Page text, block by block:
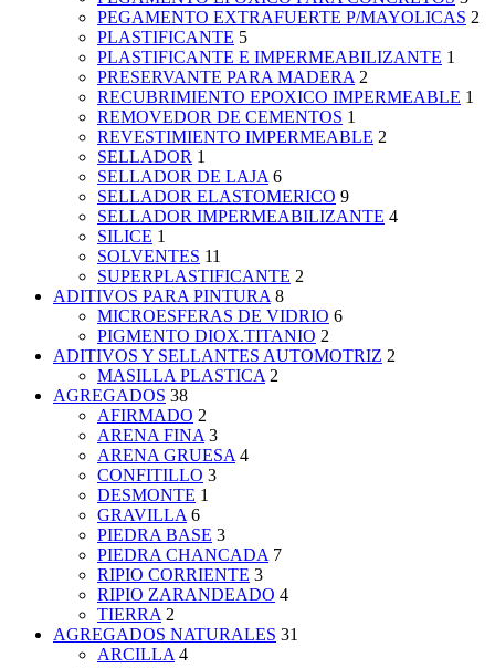
PEGAMENTO EXTRAFUERTE P/MAYOLICAS 2
PLASTIFICANTE 5
PLASTIFICANTE E IMPERMEABILIZANTE 1
PRESERVANTE PARA MADERA 2
RECUBRIMIENTO EPOXICO IMPERMEABLE 1
REMOVEDOR DE CEMENTOS 1
REVESTIMIENTO IMPERMEABLE 2
SELLADOR 1
SELLADOR DE LAJA 6
SELLADOR ELASTOMERICO 9
SELLADOR IMPERMEABILIZANTE 4
SILICE 1
SOLVENTES 11
SUPERPLASTIFICANTE 2
ADITIVOS PARA PINTURA 8
MICROESFERAS DE VIDRIO 6
PIGMENTO DIOX.TITANIO 2
ADITIVOS Y SELLANTES AUTOMOTRIZ 2
MASILLA PLASTICA 2
AGREGADOS 38
AFIRMADO 2
ARENA FINA 3
ARENA GRUESA 4
CONFITILLO 3
DESMONTE 1
GRAVILLA 6
PIEDRA BASE 3
PIEDRA CHANCADA 7
RIPIO CORRIENTE 3
RIPIO ZARANDEADO 4
TIERRA 2
AGREGADOS NATURALES 31
ARCILLA 4